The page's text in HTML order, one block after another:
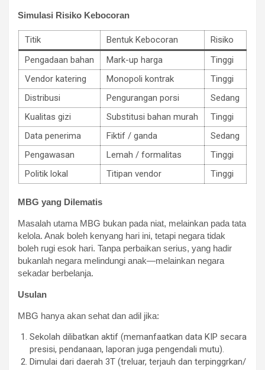
Simulasi Risiko Kebocoran
Titik Bentuk Kebocoran
Risiko
Pengadaan bahan
Mark-up harga
Tinggi
Vendor katering
Monopoli kontrak
Tinggi
Distribusi
Pengurangan porsi
Sedang
Kualitas gizi
Substitusi bahan murah
Tinggi
Data penerima
Fiktif / ganda
Sedang
Pengawasan
Lemah / formalitas
Tinggi
Politik lokal
Titipan vendor Tinggi
MBG yang Dilematis
Masalah utama MBG bukan pada niat, melainkan pada tata
kelola. Anak boleh kenyang hari ini, tetapi negara tidak
boleh rugi esok hari. Tanpa perbaikan serius, yang hadir
bukanlah negara melindungi anak—melainkan negara
sekadar berbelanja.
Usulan
MBG hanya akan sehat dan adil jika:
Sekolah dilibatkan aktif (memanfaatkan data KIP secara
presisi, pendanaan, laporan juga pengendali mutu).
Dimulai dari daerah 3T (treluar, terjauh dan terpinggrkan/